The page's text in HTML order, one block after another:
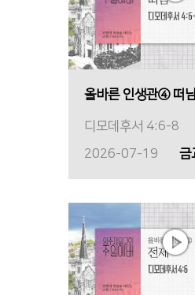
올바른 인생관④ 떠
디모데후서 4:6-8
2026-07-19
금